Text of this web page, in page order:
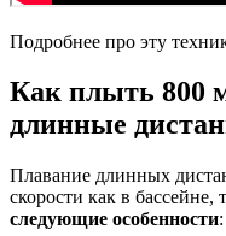
Подробнее про эту
Как плыть 800
длинные
Плавание длинных
скорости как в бассейне,
следующие особенности: